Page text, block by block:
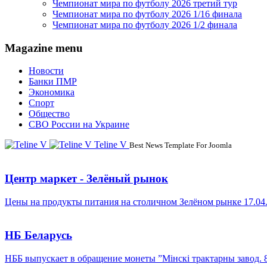
Чемпионат мира по футболу 2026 третий тур
Чемпионат мира по футболу 2026 1/16 финала
Чемпионат мира по футболу 2026 1/2 финала
Magazine menu
Новости
Банки ПМР
Экономика
Спорт
Общество
СВО России на Украине
Teline V Best News Template For Joomla
Центр маркет - Зелёный рынок
Цены на продукты питания на столичном Зелёном рынке
НБ Беларусь
НББ выпускает в обращение монеты ”Мінскі трактарны завод.